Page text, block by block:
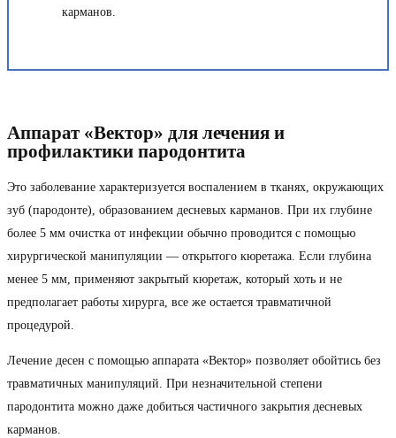
карманов.
Аппарат «Вектор» для лечения и
профилактики пародонтита
Это заболевание характеризуется воспалением в тканях, окружающих
зуб (пародонте), образованием десневых карманов. При их глубине
более 5 мм очистка от инфекции обычно проводится с помощью
хирургической манипуляции — открытого кюретажа. Если глубина
менее 5 мм, применяют закрытый кюретаж, который хоть и не
предполагает работы хирурга, все же остается травматичной
процедурой.
Лечение десен с помощью аппарата «Вектор» позволяет обойтись без
травматичных манипуляций. При незначительной степени
пародонтита можно даже добиться частичного закрытия десневых
карманов.